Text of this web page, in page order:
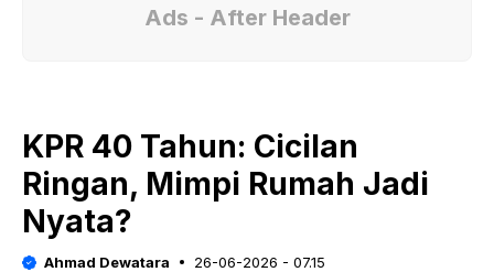
Ads - After Header
KPR 40 Tahun: Cicilan
Ringan, Mimpi Rumah Jadi
Nyata?
Ahmad Dewatara 26-06-2026 - 07.15